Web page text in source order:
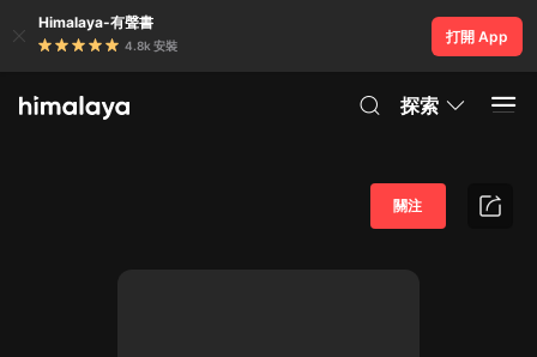
Himalaya-有聲書
4.8k 安裝
打開 App
探索
關注